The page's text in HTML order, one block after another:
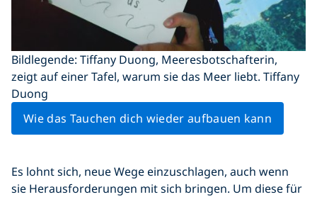
Bildlegende: Tiffany Duong, Meeresbotschafterin,
zeigt auf einer Tafel, warum sie das Meer liebt. Tiffany
Duong
Wie das Tauchen dich wieder aufbauen kann
Es lohnt sich, neue Wege einzuschlagen, auch wenn
sie Herausforderungen mit sich bringen. Um diese für